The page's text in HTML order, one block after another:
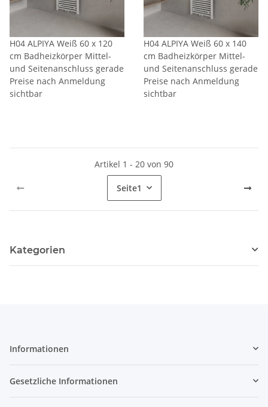
H04 ALPIYA Weiß 60 x 120
cm Badheizkörper Mittel-
und Seitenanschluss gerade
Preise nach Anmeldung
sichtbar
H04 ALPIYA Weiß 60 x 140
cm Badheizkörper Mittel-
und Seitenanschluss gerade
Preise nach Anmeldung
sichtbar
Artikel 1 - 20 von 90
Seite1
Kategorien
Informationen
Gesetzliche Informationen